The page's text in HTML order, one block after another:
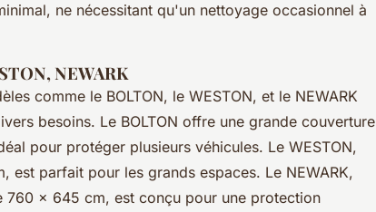
ne nécessitant qu'un nettoyage occasionnel à
NEWARK
comme le BOLTON, le WESTON, et le NEWARK
besoins. Le BOLTON offre une grande couverture
pour protéger plusieurs véhicules. Le WESTON,
est parfait pour les grands espaces. Le NEWARK,
760 x 645 cm, est conçu pour une protection